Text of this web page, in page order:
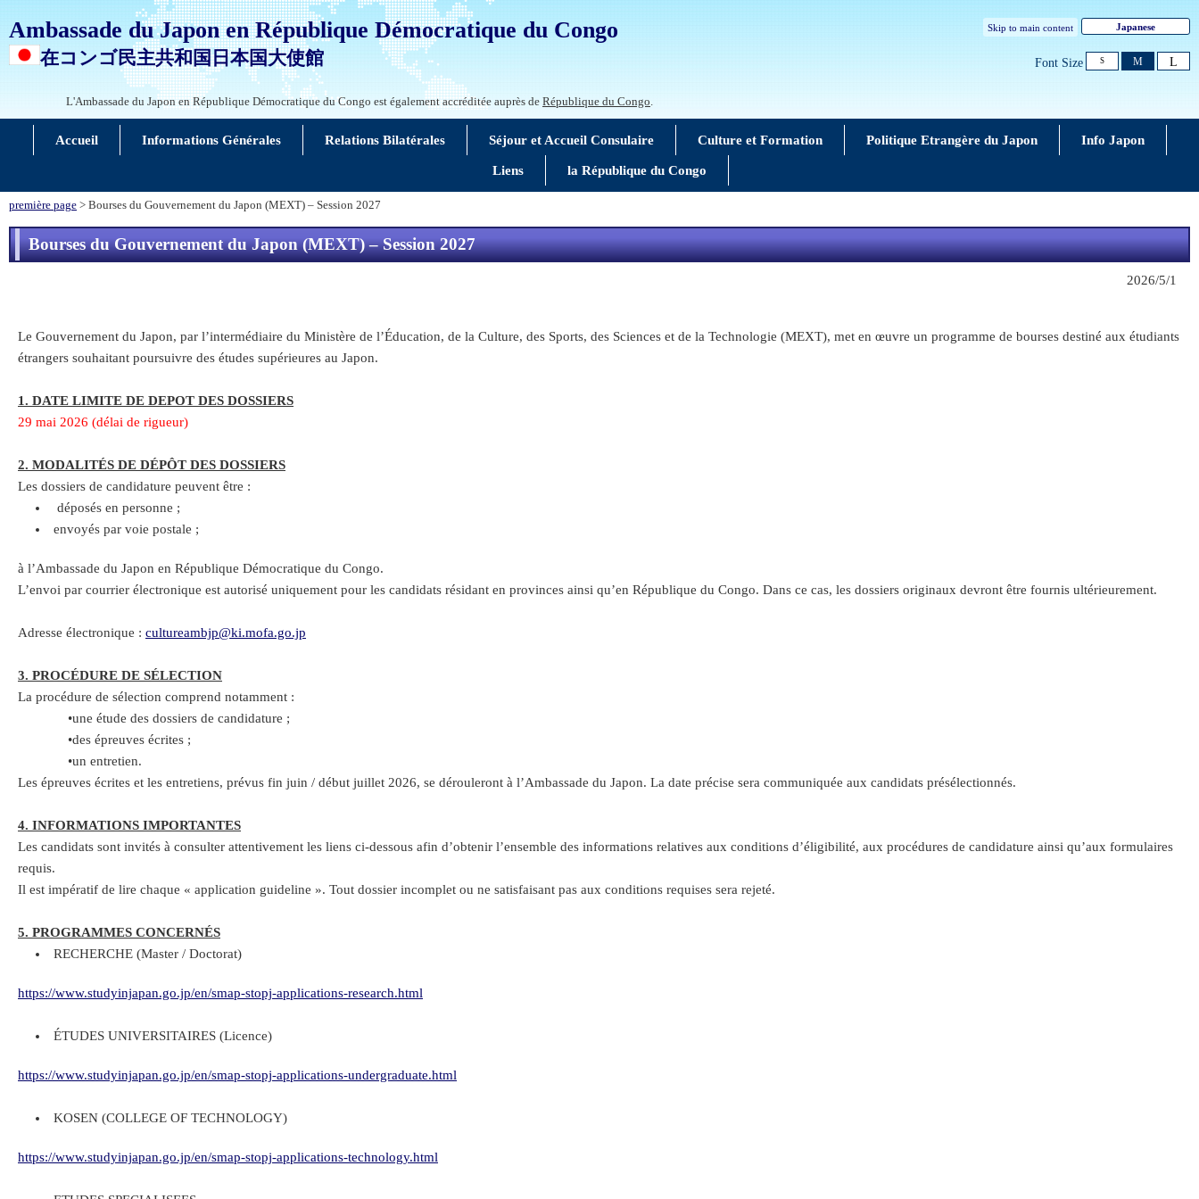
Ambassade du Japon en République Démocratique du Congo
在コンゴ民主共和国日本国大使館
Skip to main content Japanese
Font Size S M L
L'Ambassade du Japon en République Démocratique du Congo est également accréditée auprès de République du Congo.
Accueil Informations Générales Relations Bilatérales Séjour et Accueil Consulaire Culture et Formation Politique Etrangère du Japon Info Japon
Liens la République du Congo
première page > Bourses du Gouvernement du Japon (MEXT) – Session 2027
Bourses du Gouvernement du Japon (MEXT) – Session 2027
2026/5/1
Le Gouvernement du Japon, par l’intermédiaire du Ministère de l’Éducation, de la Culture, des Sports, des Sciences et de la Technologie (MEXT), met en œuvre un programme de bourses destiné aux étudiants
étrangers souhaitant poursuivre des études supérieures au Japon.
1. DATE LIMITE DE DEPOT DES DOSSIERS
29 mai 2026 (délai de rigueur)
2. MODALITÉS DE DÉPÔT DES DOSSIERS
Les dossiers de candidature peuvent être :
déposés en personne ;
envoyés par voie postale ;
à l’Ambassade du Japon en République Démocratique du Congo.
L’envoi par courrier électronique est autorisé uniquement pour les candidats résidant en provinces ainsi qu’en République du Congo. Dans ce cas, les dossiers originaux devront être fournis ultérieurement.
Adresse électronique : cultureambjp@ki.mofa.go.jp
3. PROCÉDURE DE SÉLECTION
La procédure de sélection comprend notamment :
•une étude des dossiers de candidature ;
•des épreuves écrites ;
•un entretien.
Les épreuves écrites et les entretiens, prévus fin juin / début juillet 2026, se dérouleront à l’Ambassade du Japon. La date précise sera communiquée aux candidats présélectionnés.
4. INFORMATIONS IMPORTANTES
Les candidats sont invités à consulter attentivement les liens ci-dessous afin d’obtenir l’ensemble des informations relatives aux conditions d’éligibilité, aux procédures de candidature ainsi qu’aux formulaires
requis.
Il est impératif de lire chaque « application guideline ». Tout dossier incomplet ou ne satisfaisant pas aux conditions requises sera rejeté.
5. PROGRAMMES CONCERNÉS
RECHERCHE (Master / Doctorat)
https://www.studyinjapan.go.jp/en/smap-stopj-applications-research.html
ÉTUDES UNIVERSITAIRES (Licence)
https://www.studyinjapan.go.jp/en/smap-stopj-applications-undergraduate.html
KOSEN (COLLEGE OF TECHNOLOGY)
https://www.studyinjapan.go.jp/en/smap-stopj-applications-technology.html